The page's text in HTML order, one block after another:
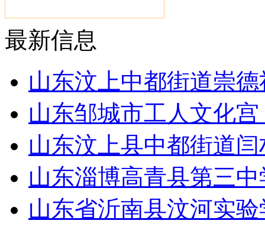
最新信息
山东汶上中都街道崇
山东邹城市工人文化
山东汶上县中都街道
山东淄博高青县第三
山东省沂南县汶河实